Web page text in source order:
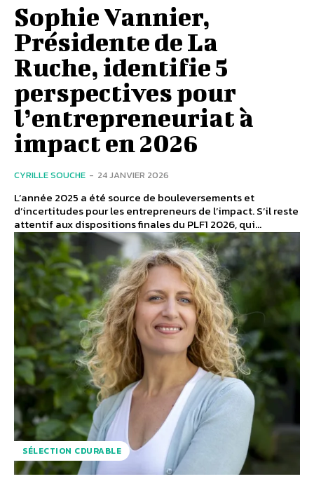
Sophie Vannier,
Présidente de La
Ruche, identifie 5
perspectives pour
l’entrepreneuriat à
impact en 2026
CYRILLE SOUCHE - 24 JANVIER 2026
L’année 2025 a été source de bouleversements et
d’incertitudes pour les entrepreneurs de l’impact. S’il reste
attentif aux dispositions finales du PLF1 2026, qui...
SÉLECTION CDURABLE